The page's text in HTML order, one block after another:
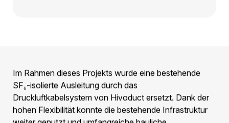
✔️ >90 % geringerer CO₂-Fussabdruck